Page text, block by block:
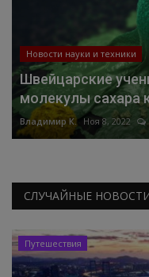
Новости науки и техники
Швейцарские
молекулы сахара
Владимир К. Ноя 8, 2022
СЛУЧАЙНЫЕ
Путешествия